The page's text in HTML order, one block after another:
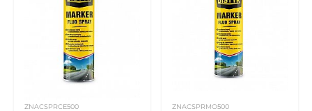
ZNACSPRCE500 ZNACSPRMO500